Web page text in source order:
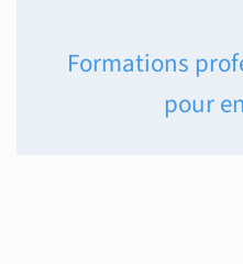
Formations
pour